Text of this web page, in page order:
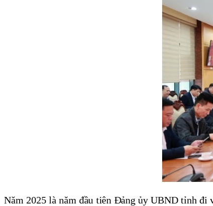
Năm 2025 là năm đầu tiên Đảng ủy UBND tỉnh đi